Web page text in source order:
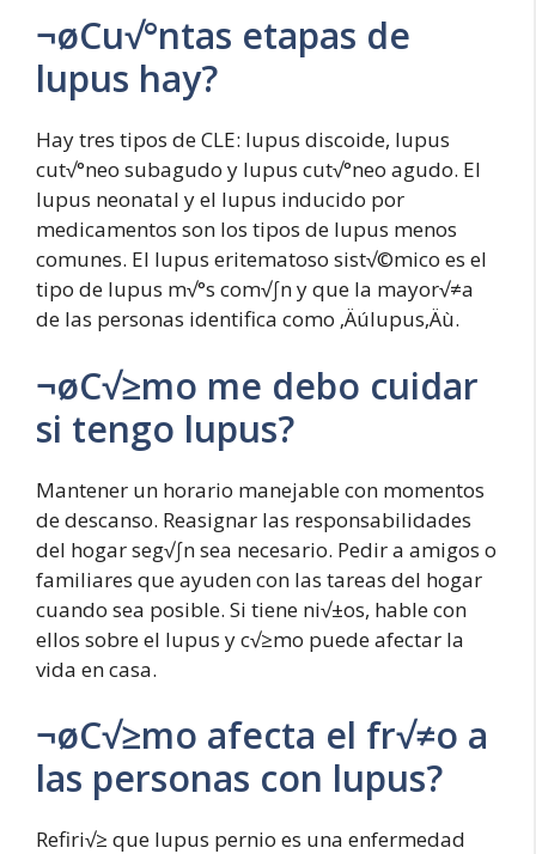
¬øCu√°ntas etapas de
lupus hay?
Hay tres tipos de CLE: lupus discoide, lupus
cut√°neo subagudo y lupus cut√°neo agudo. El
lupus neonatal y el lupus inducido por
medicamentos son los tipos de lupus menos
comunes. El lupus eritematoso sist√©mico es el
tipo de lupus m√°s com√∫n y que la mayor√≠a
de las personas identifica como ‚Äúlupus‚Äù.
¬øC√≥mo me debo cuidar
si tengo lupus?
Mantener un horario manejable con momentos
de descanso. Reasignar las responsabilidades
del hogar seg√∫n sea necesario. Pedir a amigos o
familiares que ayuden con las tareas del hogar
cuando sea posible. Si tiene ni√±os, hable con
ellos sobre el lupus y c√≥mo puede afectar la
vida en casa.
¬øC√≥mo afecta el fr√≠o a
las personas con lupus?
Refiri√≥ que lupus pernio es una enfermedad